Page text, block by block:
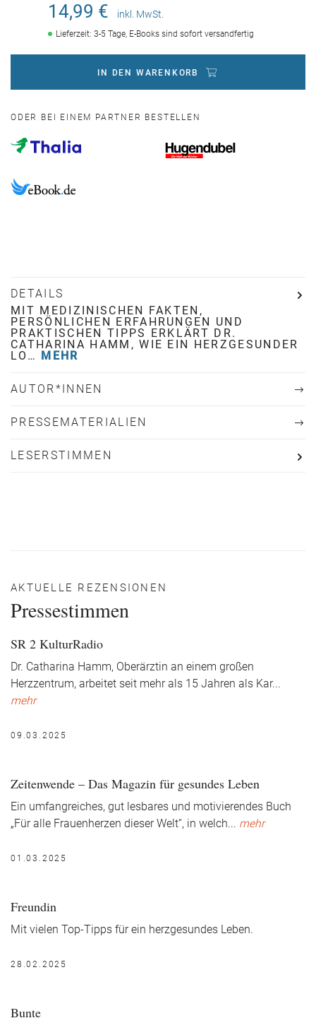
14,99 € inkl. MwSt.
Lieferzeit: 3-5 Tage, E-Books sind sofort versandfertig
IN DEN WARENKORB
ODER BEI EINEM PARTNER BESTELLEN
DETAILS
MIT MEDIZINISCHEN FAKTEN,
PERSÖNLICHEN ERFAHRUNGEN UND
PRAKTISCHEN TIPPS ERKLÄRT DR.
CATHARINA HAMM, WIE EIN HERZGESUNDER
LO…
MEHR
AUTOR*INNEN
PRESSEMATERIALIEN
LESERSTIMMEN
AKTUELLE REZENSIONEN
Pressestimmen
SR 2 KulturRadio
Dr. Catharina Hamm, Oberärztin an einem großen
Herzzentrum, arbeitet seit mehr als 15 Jahren als Kar...
mehr
09.03.2025
Zeitenwende – Das Magazin für gesundes Leben
Ein umfangreiches, gut lesbares und motivierendes Buch
„Für alle Frauenherzen dieser Welt“, in welch... mehr
01.03.2025
Freundin
Mit vielen Top-Tipps für ein herzgesundes Leben.
28.02.2025
Bunte